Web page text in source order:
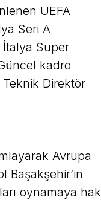
UEFA
Seri A
Super
kadro
Teknik Direktör
Avrupa
Başakşehir’in
oynamaya hak